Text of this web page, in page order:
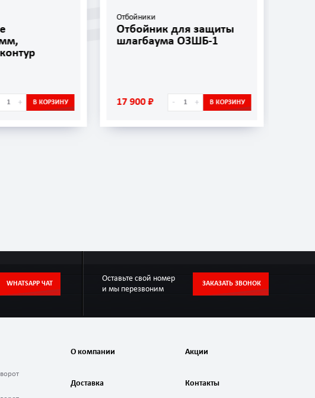
+ В КОРЗИНУ
Отбойники
Отбойник для защиты
шлагбаума ОЗШБ-1
17 900 ₽ - + В КОРЗИНУ
WHATSAPP ЧАТ
Оставьте свой номер
и мы перезвоним
ЗАКАЗАТЬ ЗВОНОК
О компании
Доставка
Акции
Контакты